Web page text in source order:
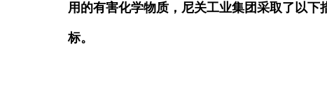
用的有害化学物质，尼关工业集团采取了以下
标。